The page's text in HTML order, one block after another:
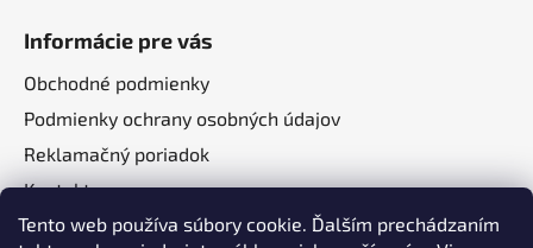
Tento web používa súbory cookie. Ďalším prechádzaním
Informácie pre vás
Obchodné podmienky
Podmienky ochrany osobných údajov
Reklamačný poriadok
Kontakt
O nás